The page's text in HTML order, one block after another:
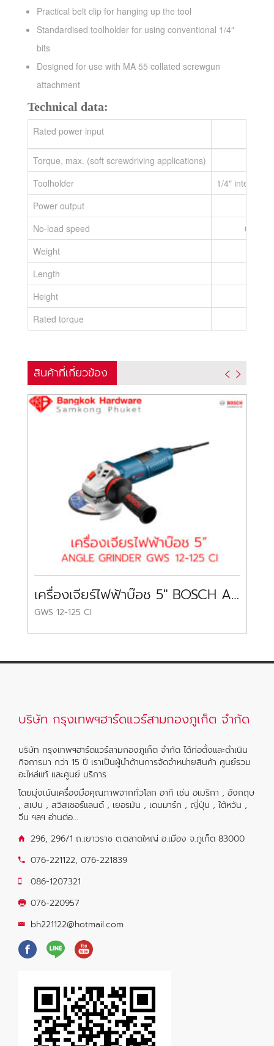
Practical belt clip for hanging up the tool
Standardised toolholder for using conventional 1/4″
bits
Designed for use with MA 55 collated screwgun
attachment
Technical data:
Rated power input
Torque, max. (soft screwdriving applications)
Toolholder
1/4″ internal
Power output
No-load speed
0 –
Weight
Length
Height
Rated torque
สินค้าที่เกี่ยวข้อง
เครื่องเจียร์ไฟฟ้าบ๊อช 5″ BOSCH ANGLE GRINDER
GWS 12-125 CI
บริษัท กรุงเทพฯฮาร์ดแวร์สามกองภูเก็ต จำกัด
บริษัท กรุงเทพฯฮาร์ดแวร์สามกองภูเก็ต จำกัด ได้ก่อตั้งและดำเนิน
กิจการมา กว่า 15 ปี เราเป็นผู้นำด้านการจัดจำหน่ายสินค้า ศูนย์รวม
อะไหล่แท้ และศูนย์ บริการ
โดยมุ่งเน้นเครื่องมือคุณภาพจากทั่วโลก อาทิ เช่น อเมริกา , อังกฤษ
, สเปน , สวิสเซอร์แลนด์ , เยอรมัน , เดนมาร์ก , ญี่ปุ่น , ใต้หวัน ,
จีน ฯลฯ อ่านต่อ...
296, 296/1 ถ.เยาวราช ต.ตลาดใหญ่ อ.เมือง จ.ภูเก็ต 83000
076-221122, 076-221839
086-1207321
076-220957
bh221122@hotmail.com